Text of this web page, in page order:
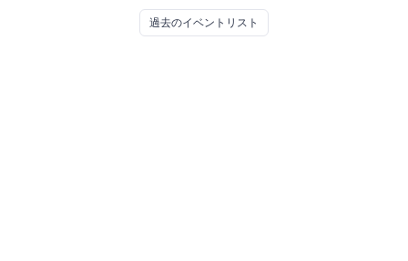
株式会社GxP
過去のイベントリスト